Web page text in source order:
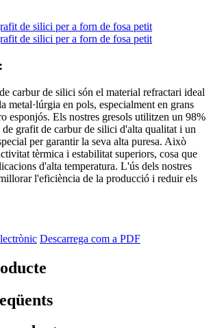
carbur de silici són el material refractari ideal
metal·lúrgia en pols, especialment en grans
esponjós. Els nostres gresols utilitzen un 98%
de grafit de carbur de silici d'alta qualitat i un
per garantir la seva alta puresa. Això
tèrmica i estabilitat superiors, cosa que
d'alta temperatura. L'ús dels nostres
l'eficiència de la producció i reduir els
Descarrega com a PDF